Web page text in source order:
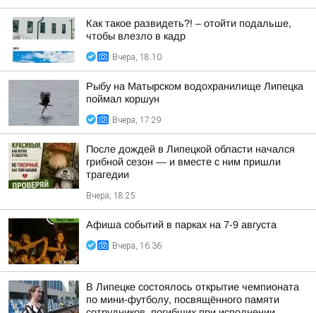
Как такое развидеть?! – отойти подальше,
чтобы влезло в кадр
Вчера, 18:10
Рыбу на Матырском водохранилище Липецка
поймал коршун
Вчера, 17:29
После дождей в Липецкой области начался
грибной сезон — и вместе с ним пришли
трагедии
Вчера, 18:25
Афиша событий в парках на 7-9 августа
Вчера, 16:36
В Липецке состоялось открытие чемпионата
по мини-футболу, посвящённого памяти